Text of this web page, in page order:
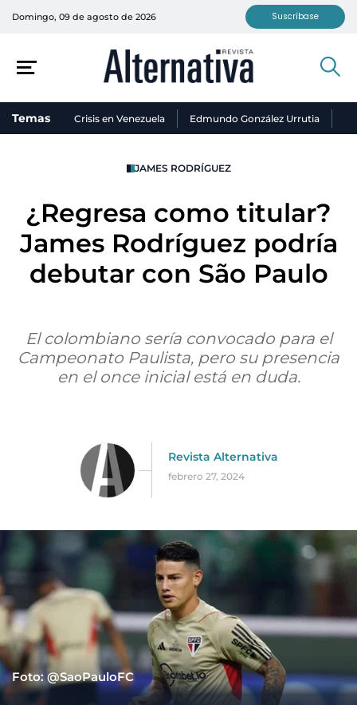
Domingo, 09 de agosto de 2026 Suscríbase
Temas Crisis en Venezuela Edmundo González Urrutia
JAMES RODRÍGUEZ
¿Regresa como titular?
James Rodríguez podría
debutar con São Paulo
El colombiano sería convocado para el
Campeonato Paulista, pero su presencia
en el once inicial está en duda.
Revista Alternativa
febrero 27, 2024
Foto: @SaoPauloFC